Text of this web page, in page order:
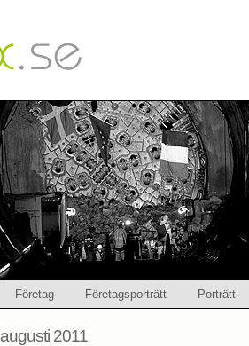
Företag Företagsporträtt Porträtt
augusti 2011